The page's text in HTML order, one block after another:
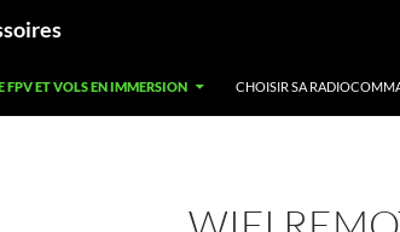
FPV ET VOLS EN IMMERSION CHOISIR SA